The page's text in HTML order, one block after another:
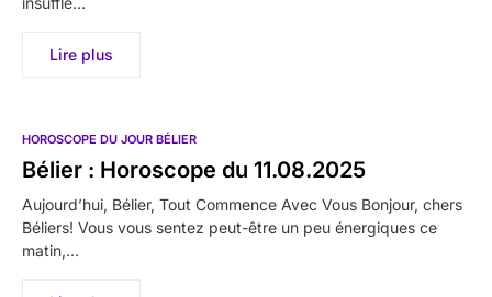
Lire plus
HOROSCOPE DU JOUR BÉLIER
Bélier : Horoscope du 11.08.2025
Aujourd’hui, Bélier, Tout Commence Avec Vous Bonjour, chers
Béliers! Vous vous sentez peut-être un peu énergiques ce
matin,…